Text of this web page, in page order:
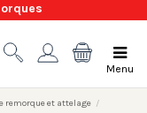
Menu
remorque et attelage